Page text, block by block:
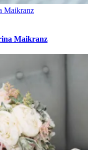
Maikranz
Maikranz